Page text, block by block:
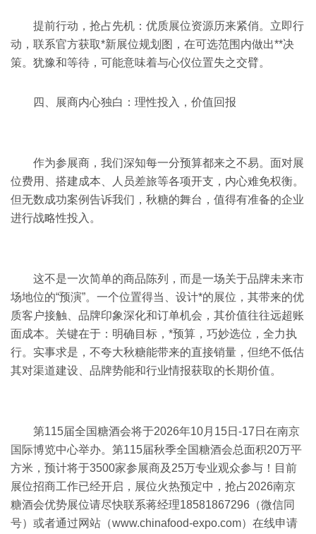
提前行动，抢占先机：优质展位资源历来紧俏。立即行
动，联系官方获取*新展位规划图，在可选范围内做出**决
策。犹豫和等待，可能意味着与心仪位置失之交臂。
四、展商内心独白：理性投入，价值回报
作为参展商，我们深知每一分预算都来之不易。面对展
位费用、搭建成本、人员差旅等各项开支，内心难免权衡。
但无数成功案例告诉我们，秋糖的舞台，值得有准备的企业
进行战略性投入。
这不是一次简单的商品陈列，而是一场关于品牌未来市
场地位的“预演”。一个位置得当、设计*的展位，其带来的优
质客户接触、品牌印象深化和订单机会，其价值往往远超账
面成本。关键在于：明确目标，*预算，巧妙选位，全力执
行。实事求是，不夸大秋糖能带来的直接销量，但绝不低估
其对渠道建设、品牌势能和行业情报获取的长期价值。
第115届全国糖酒会将于2026年10月15日-17日在南京
国际博览中心举办。第115届秋季全国糖酒会总面积20万平
方米，预计将于3500家参展商及25万专业观众参与！目前
展位招商工作已经开启，展位火热预定中，抢占2026南京
糖酒会优势展位请尽快联系蒋经理18581867296（微信同
号）或者通过网站（www.chinafood-expo.com）在线申请